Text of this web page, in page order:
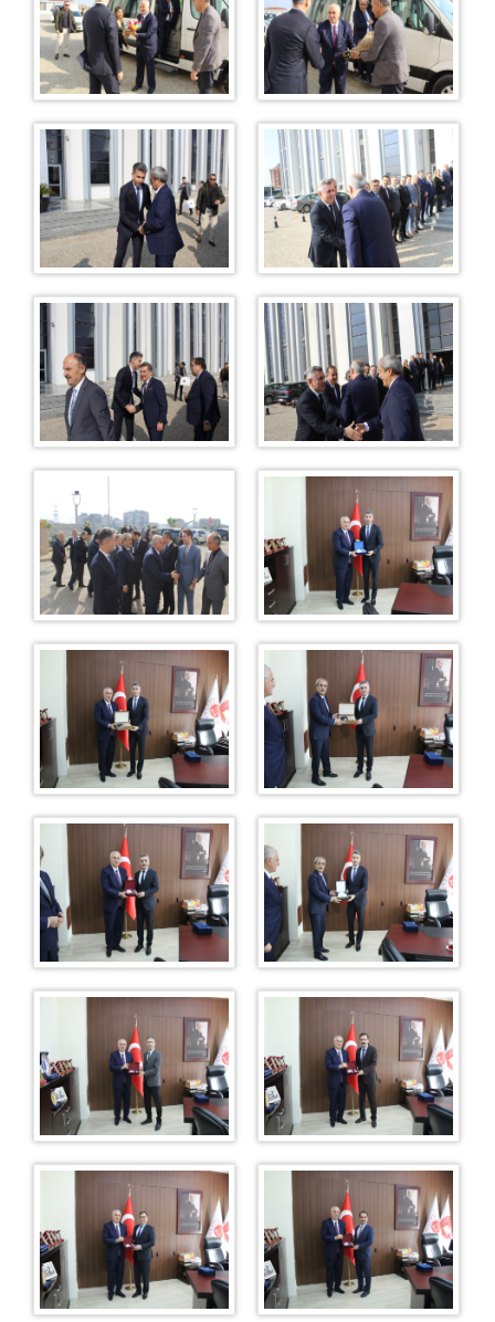
SAMANDAĞ ADLİYESİ
YAYLADAĞI ADLİYESİ
YEMEK MENÜSÜ
C. BAŞSAVCILIĞI
C. BAŞSAVCIMIZ
C. BAŞSAVCI VEKİLİMİZ
C. SAVCILARIMIZ
KOMİSYON
MAHKEMELER
D.S.M
DENETİMLİ SERBESTLİK MÜDÜRLÜĞÜ
AVRUPA BİRLİĞİ KOMİSYONU VE KALKINMA AJANSLARI
PROJELERİ
AVRUPA STANDARTLARINDA ADALET GİRİŞİMLERİ
İLETİŞİM